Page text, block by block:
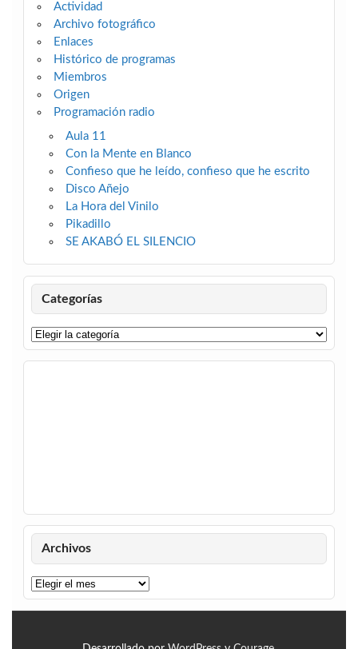
Actividad
Archivo fotográfico
Enlaces
Histórico de programas
Miembros
Origen
Programación radio
Aula 11
Con la Mente en Blanco
Confieso que he leído, confieso que he escrito
Disco Añejo
La Hora del Vinilo
Pikadillo
SE AKABÓ EL SILENCIO
Categorías
Categorías
Archivos
Archivos